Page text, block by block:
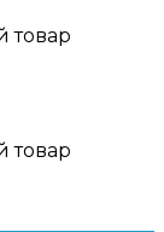
товар
товар